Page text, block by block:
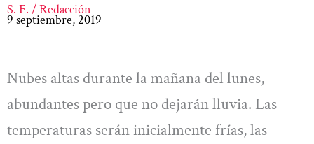
S. F. / Redacción
9 septiembre, 2019
Nubes altas durante la mañana del lunes,
abundantes pero que no dejarán lluvia. Las
temperaturas serán inicialmente frías, las